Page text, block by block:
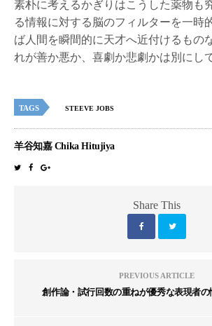
素朴に考えるかぎりはこうした薬物も
る情報に対する脳のフィルターを一時
ば人間を瞬間的に天才へ近付けるも
れが善か悪か、喜劇か悲劇かは別にして
TAGS STEEVE JOBS
羊谷知嘉 Chika Hitujiya
Share This
PREVIOUS ARTICLE
創作論・試行回数の重ねが優秀な表現者